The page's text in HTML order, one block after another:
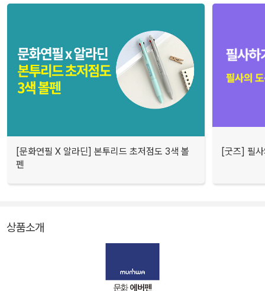
[문화연필 X 알라딘] 본투리드 초저점도 3색 볼
펜
[굿즈] 필
상품소개